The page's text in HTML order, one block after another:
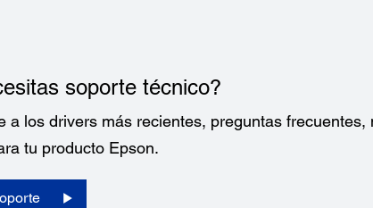
soporte técnico?
a los drivers más recientes, preguntas frecuentes,
tu producto Epson.